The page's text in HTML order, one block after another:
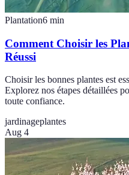
Plantation6 min
Comment Choisir les
Réussi
Choisir les bonnes plantes est
Explorez nos étapes détaillées
toute confiance.
jardinageplantes
Aug 4